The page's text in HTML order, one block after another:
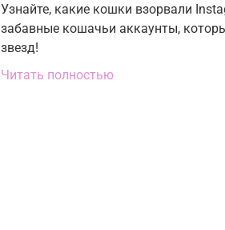
Узнайте, какие кошки взорвали
забавные кошачьи аккаунты,
звезд!
Читать полностью